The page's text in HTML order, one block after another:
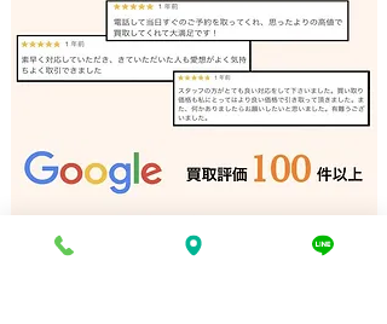
バンドソー 買取 相生市｜
姫路の買取専門店